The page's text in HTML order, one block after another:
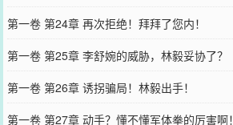
第一卷 第24章 再次拒绝！拜拜了您内！
第一卷 第25章 李舒婉的威胁，林毅妥协了？
第一卷 第26章 诱拐骗局！林毅出手！
第一卷 第27章 动手？懂不懂军体拳的厉害啊！